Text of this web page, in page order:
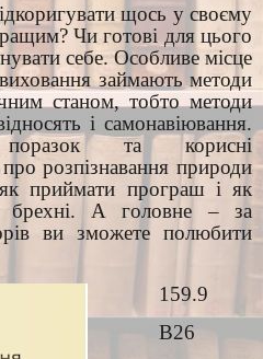
щось у своєму
Чи готові для цього
себе. Особливе місце
займають методи
станом, тобто методи
і самонавіювання.
та корисні
розпізнавання природи
приймати програш і як
брехні. А головне – за
ви зможете полюбити
159.9
В26